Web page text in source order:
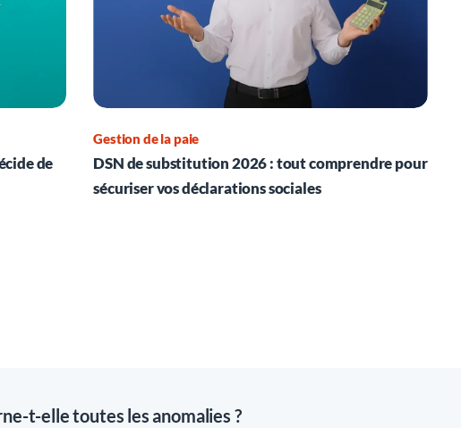
de
Gestion de la paie
DSN de substitution 2026 : tout comprendre pour
sécuriser vos déclarations sociales
t-elle toutes les anomalies ?